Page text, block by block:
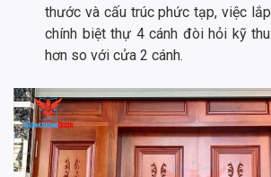
thước và cấu trúc phức tạp, việc
chính biệt thự 4 cánh đòi hỏi kỹ
hơn so với cửa 2 cánh.